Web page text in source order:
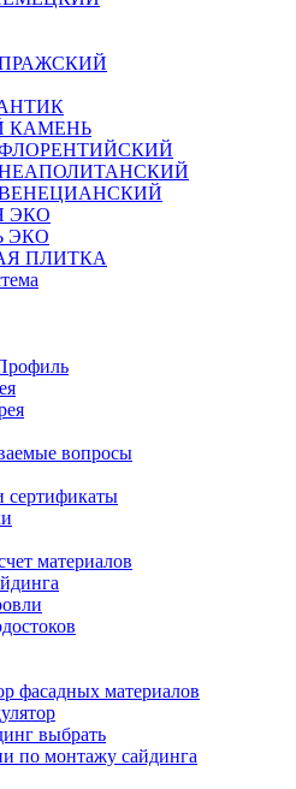
КАМЕНЬ
ЭКО
ЭКО
ПЛИТКА
вопросы
сертификаты
материалов
фасадных материалов
выбрать
по монтажу сайдинга